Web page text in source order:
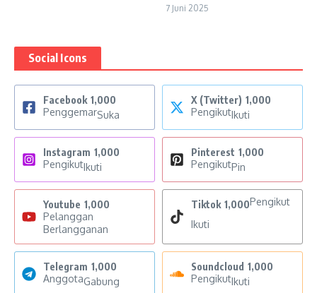
7 Juni 2025
Social Icons
Facebook 1,000
PenggemarSuka
X (Twitter) 1,000
PengikutIkuti
Instagram 1,000
PengikutIkuti
Pinterest 1,000
PengikutPin
Youtube 1,000
Pelanggan
Berlangganan
Tiktok 1,000Pengikut
Ikuti
Telegram 1,000
AnggotaGabung
Soundcloud 1,000
PengikutIkuti